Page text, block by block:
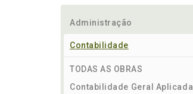
Administração
Contabilidade
TODAS AS OBRAS
Contabilidade Geral Aplicada